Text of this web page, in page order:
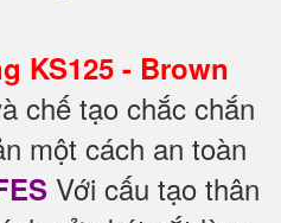
KS125 - Brown
chế tạo chắc chắn
một cách an toàn
Với cấu tạo thân